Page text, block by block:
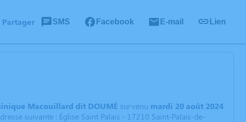
Partager SMS Facebook E-mail Lien
Macouillard dit DOUMÉ survenu mardi 20 août 2024
suivante : Église Saint Palais - 17210 Saint-Palais-de-